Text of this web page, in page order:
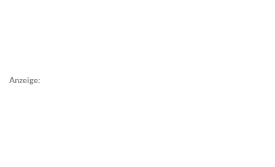
Anzeige: